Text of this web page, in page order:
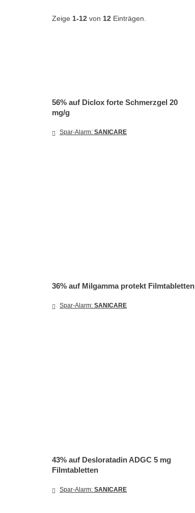
Zeige 1-12 von 12 Einträgen.
56% auf Diclox forte Schmerzgel 20
mg/g
Spar-Alarm: SANICARE
36% auf Milgamma protekt Filmtabletten
Spar-Alarm: SANICARE
43% auf Desloratadin ADGC 5 mg
Filmtabletten
Spar-Alarm: SANICARE